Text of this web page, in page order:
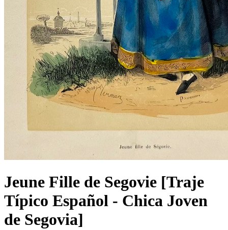
Jeune Fille de Segovie [Traje
Típico Español - Chica Joven
de Segovia]